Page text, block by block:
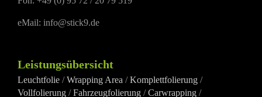
eMail: info@stick9.de
Leistungsübersicht
Leuchtfolie /Wrapping Area /Komplettfolierung /
Vollfolierung /Fahrzeugfolierung /Carwrapping /